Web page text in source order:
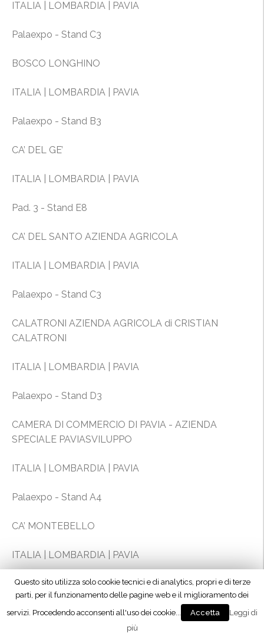
ITALIA | LOMBARDIA | PAVIA
Palaexpo - Stand C3
BOSCO LONGHINO
ITALIA | LOMBARDIA | PAVIA
Palaexpo - Stand B3
CA’ DEL GE’
ITALIA | LOMBARDIA | PAVIA
Pad. 3 - Stand E8
CA’ DEL SANTO AZIENDA AGRICOLA
ITALIA | LOMBARDIA | PAVIA
Palaexpo - Stand C3
CALATRONI AZIENDA AGRICOLA di CRISTIAN
CALATRONI
ITALIA | LOMBARDIA | PAVIA
Palaexpo - Stand D3
CAMERA DI COMMERCIO DI PAVIA - AZIENDA
SPECIALE PAVIASVILUPPO
ITALIA | LOMBARDIA | PAVIA
Palaexpo - Stand A4
CA’ MONTEBELLO
ITALIA | LOMBARDIA | PAVIA
Palaexpo - Stand D3
CANTINE CAVALLOTTI S.a.s.
Privacy & Cookies Policy